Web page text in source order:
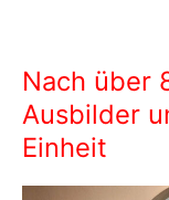
Nach über
Ausbilder
Einheit